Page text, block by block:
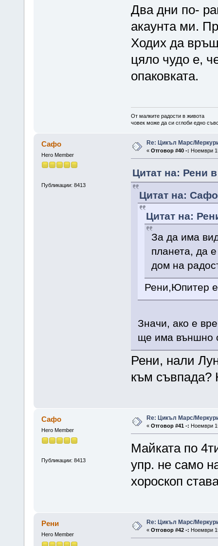
Два дни по-
акаунта ми.
Ходих да
цяло чудо е,
опаковката.
От малките радости в живота
човек може да си сглоби едно
Сафо
Hero Member
Публикации: 8413
Re: Цикъл Марс/
« Отговор #40 -: Ноември
Цитат на: Рени
Цитат на:
Цитат на:
За да има
планета, да
дом на
Рени,Юпитер
Значи, ако е
ще има външно
Рени, нали
към
Сафо
Hero Member
Публикации: 8413
Re: Цикъл Марс/
« Отговор #41 -: Ноември
Майката по
упр. не само
хороскоп
Рени
Hero Member
Re: Цикъл Марс/
« Отговор #42 -: Ноември